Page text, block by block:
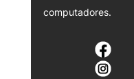
computadores.